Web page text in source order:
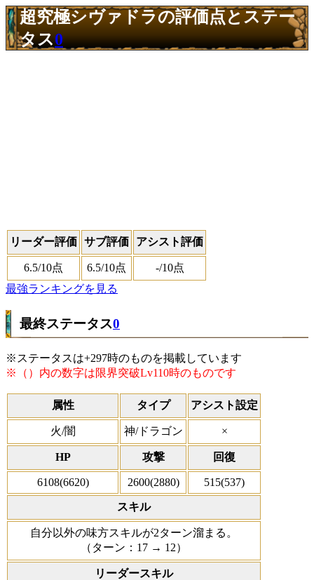
超究極シヴァドラの評価点とステー
タス0
リーダー評価 サブ評価 アシスト評価
6.5/10点 6.5/10点 -/10点
最強ランキングを見る
最終ステータス0
※ステータスは+297時のものを掲載しています
※（）内の数字は限界突破Lv110時のものです
属性 タイプ アシスト設定
火/闇 神/ドラゴン ×
HP 攻撃 回復
6108(6620) 2600(2880) 515(537)
スキル
自分以外の味方スキルが2ターン溜まる。
（ターン：17 → 12）
リーダースキル